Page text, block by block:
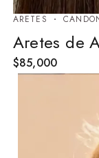
ARETES
Aretes de
$85,000